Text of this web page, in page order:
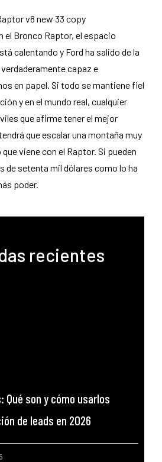
el Bronco Raptor, el espacio
calentando y Ford ha salido de la
capaz e
en papel. Si todo se mantiene fiel
y en el mundo real, cualquier
que afirme tener el mejor
que escalar una montaña muy
viene con el Raptor. Si pueden
de setenta mil dólares como lo ha
poder.
recientes
Qué son y cómo usarlos
de leads en 2026